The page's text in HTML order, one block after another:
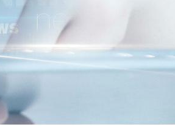
нийтлэг асуудал